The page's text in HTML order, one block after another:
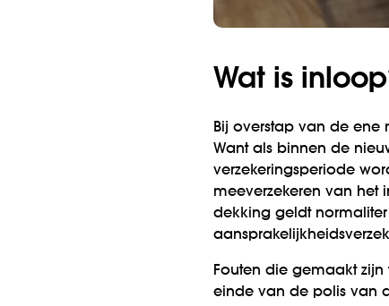
Wat is
Bij overstap van de ene
Want als binnen de
verzekerings­periode
meeverzekeren van
dekking geldt
Fouten die gemaakt
einde van de polis van